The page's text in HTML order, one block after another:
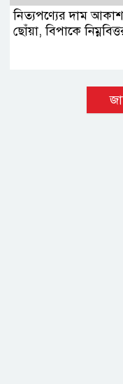
নিত্যপণ্যের দাম আকাশ
ছোঁয়া, বিপাকে